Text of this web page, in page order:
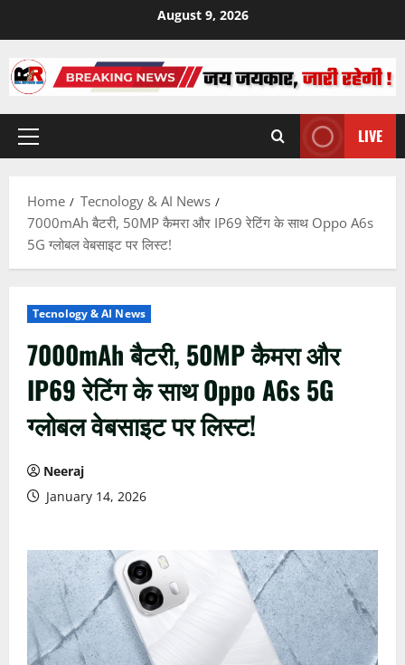
content
August 9, 2026
Primary
LIVE
Home
Tecnology & AI News
7000mAh बैटरी, 50MP कैमरा और IP69 रेटिंग के साथ Oppo A6s
5G ग्लोबल वेबसाइट पर लिस्ट!
Tecnology & AI News
7000mAh बैटरी, 50MP कैमरा और
IP69 रेटिंग के साथ Oppo A6s 5G
ग्लोबल वेबसाइट पर लिस्ट!
Neeraj
January 14, 2026